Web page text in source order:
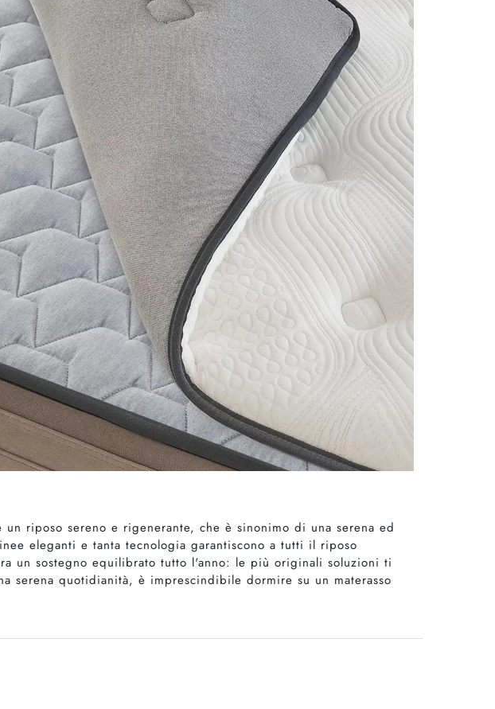
riposo sereno e rigenerante, che è sinonimo di una serena ed
eleganti e tanta tecnologia garantiscono a tutti il riposo
un sostegno equilibrato tutto l'anno: le più originali soluzioni ti
quotidianità, è imprescindibile dormire su un materasso